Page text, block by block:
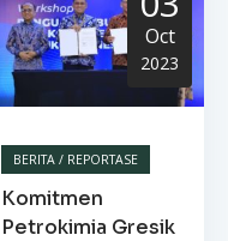
Oct
2023
BERITA / REPORTASE
Komitmen
Petrokimia Gresik